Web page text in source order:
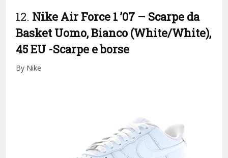
12. Nike Air Force 1 ’07 – Scarpe da
Basket Uomo, Bianco (White/White),
45 EU -Scarpe e borse
By Nike